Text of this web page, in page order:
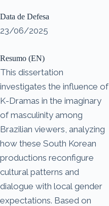
Data de Defesa
23/06/2025
Resumo (EN)
This dissertation
investigates the influence of
K-Dramas in the imaginary
of masculinity among
Brazilian viewers, analyzing
how these South Korean
productions reconfigure
cultural patterns and
dialogue with local gender
expectations. Based on